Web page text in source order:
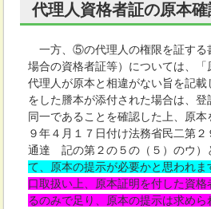
代理人資格者証の原本
一方、⑤の代理人の権限を証する
場合の資格者証等）については、「
代理人が原本と相違がない旨を記
をした謄本が添付された場合は、
同一であることを確認した上、原本
９年４月１７日付け法務省民二第
通達 記の第２の５の（５）のウ）
て、原本の提示が必要かと思われま
口取扱い上、原本証明を付した資
るのみで足り、原本の提示は求めら